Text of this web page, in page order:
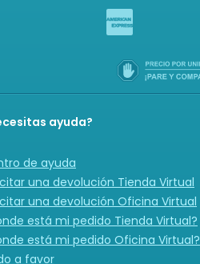
ayuda?
de ayuda
una devolución Tienda Virtual
una devolución Oficina Virtual
está mi pedido Tienda Virtual?
está mi pedido Oficina Virtual?
a favor